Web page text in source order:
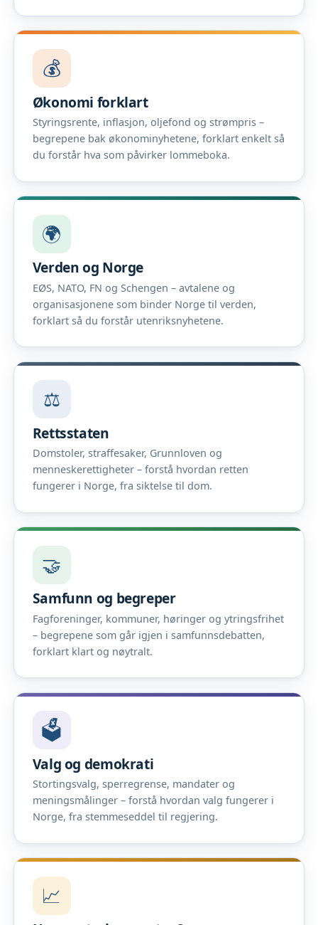
💰
Økonomi forklart
Styringsrente, inflasjon, oljefond og strømpris –
begrepene bak økonominyhetene, forklart enkelt så
du forstår hva som påvirker lommeboka.
🌍
Verden og Norge
EØS, NATO, FN og Schengen – avtalene og
organisasjonene som binder Norge til verden,
forklart så du forstår utenriksnyhetene.
⚖️
Rettsstaten
Domstoler, straffesaker, Grunnloven og
menneskerettigheter – forstå hvordan retten
fungerer i Norge, fra siktelse til dom.
🤝
Samfunn og begreper
Fagforeninger, kommuner, høringer og ytringsfrihet
– begrepene som går igjen i samfunnsdebatten,
forklart klart og nøytralt.
🗳️
Valg og demokrati
Stortingsvalg, sperregrense, mandater og
meningsmålinger – forstå hvordan valg fungerer i
Norge, fra stemmeseddel til regjering.
📈